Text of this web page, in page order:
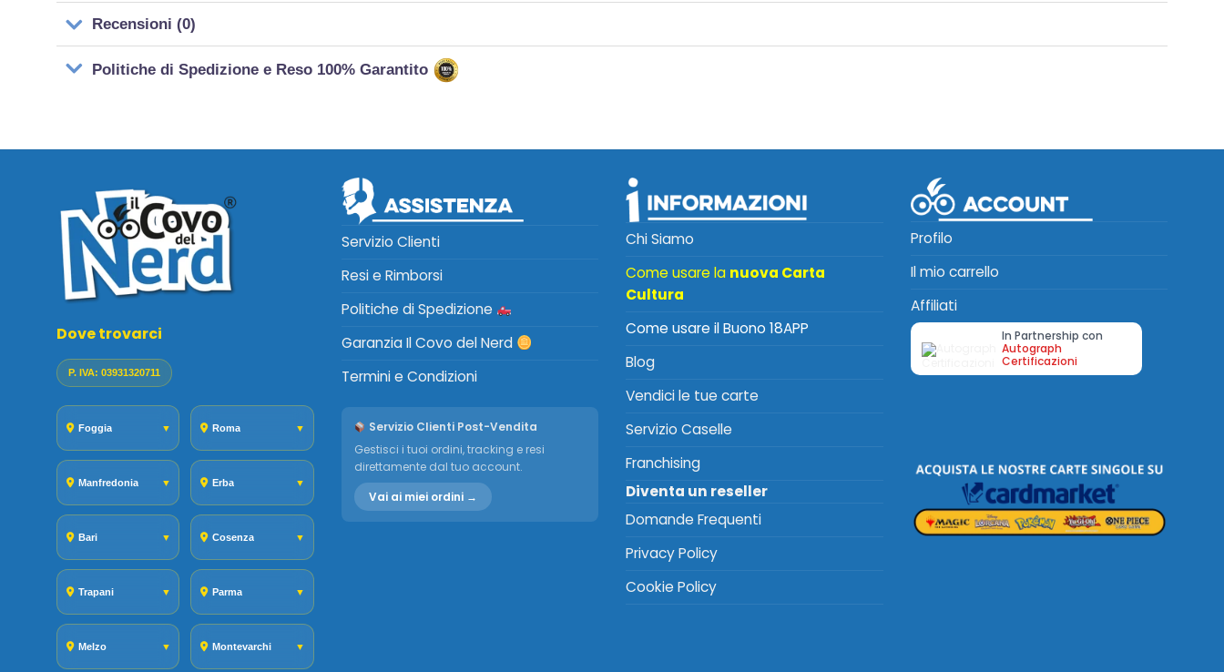
Recensioni (0)
Politiche di Spedizione e Reso 100% Garantito
Dove trovarci
P. IVA: 03931320711
Foggia ▼ Roma ▼
Manfredonia ▼ Erba ▼
Bari ▼ Cosenza ▼
Trapani ▼ Parma ▼
Melzo ▼ Montevarchi ▼
Servizio Clienti
Resi e Rimborsi
Politiche di Spedizione
Garanzia Il Covo del Nerd
Termini e Condizioni
Servizio Clienti Post-Vendita
Gestisci i tuoi ordini, tracking e resi
direttamente dal tuo account.
Vai ai miei ordini →
Chi Siamo
Come usare la nuova Carta
Cultura
Come usare il Buono 18APP
Blog
Vendici le tue carte
Servizio Caselle
Franchising
Diventa un reseller
Domande Frequenti
Privacy Policy
Cookie Policy
Profilo
Il mio carrello
Affiliati
In Partnership con
Autograph
Certificazioni